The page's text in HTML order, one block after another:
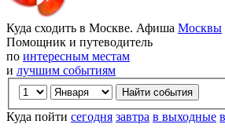
Куда сходить в Москве. Афиша Москвы
Помощник и путеводитель
по интересным местам
и лучшим событиям
Куда пойти сегодня завтра в выходные